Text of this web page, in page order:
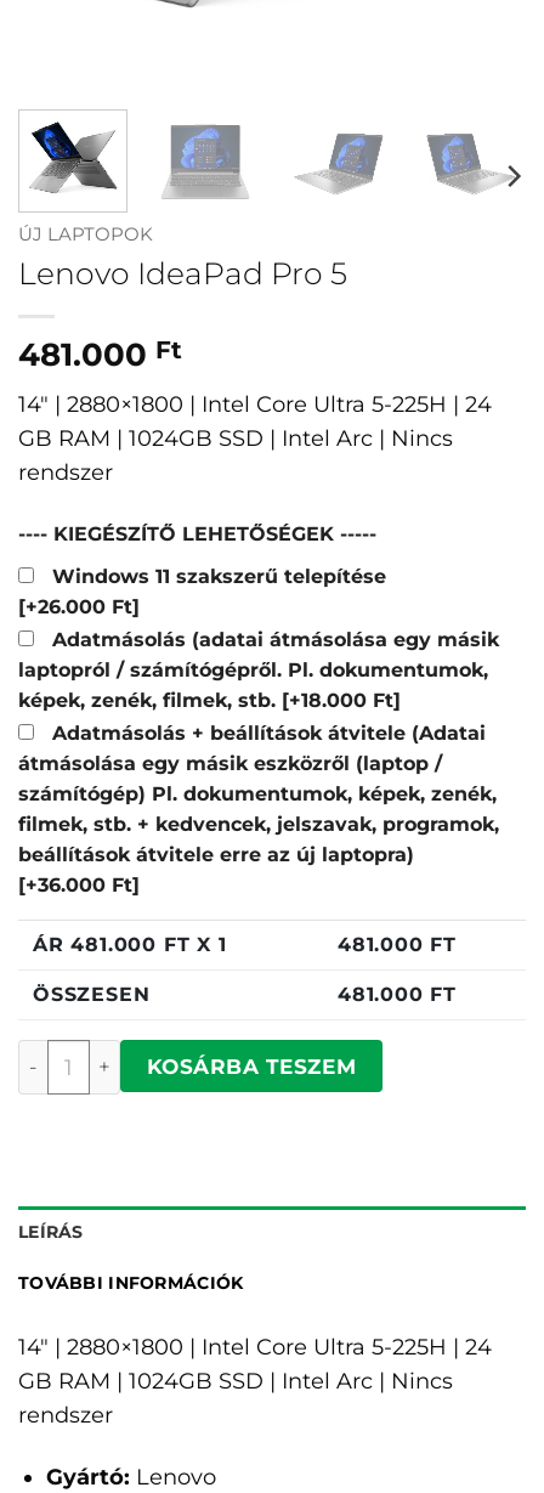
ÚJ LAPTOPOK
Lenovo IdeaPad Pro 5
481.000 Ft
14″ | 2880×1800 | Intel Core Ultra 5-225H | 24
GB RAM | 1024GB SSD | Intel Arc | Nincs
rendszer
---- KIEGÉSZÍTŐ LEHETŐSÉGEK -----
Windows 11 szakszerű telepítése
[+26.000 Ft]
Adatmásolás (adatai átmásolása egy másik
laptopról / számítógépről. Pl. dokumentumok,
képek, zenék, filmek, stb. [+18.000 Ft]
Adatmásolás + beállítások átvitele (Adatai
átmásolása egy másik eszközről (laptop /
számítógép) Pl. dokumentumok, képek, zenék,
filmek, stb. + kedvencek, jelszavak, programok,
beállítások átvitele erre az új laptopra)
[+36.000 Ft]
ÁR481.000 FT X 1 481.000 FT
ÖSSZESEN 481.000 FT
Lenovo IdeaPad Pro 5 mennyiség
KOSÁRBA TESZEM
LEÍRÁS
TOVÁBBI INFORMÁCIÓK
14" | 2880×1800 | Intel Core Ultra 5-225H | 24
GB RAM | 1024GB SSD | Intel Arc | Nincs
rendszer
Gyártó: Lenovo